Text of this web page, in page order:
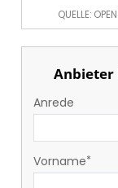
QUELLE:
Anrede
Vorname